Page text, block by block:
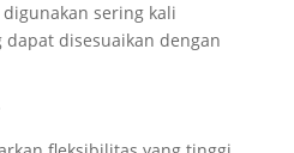
sering kali
disesuaikan dengan